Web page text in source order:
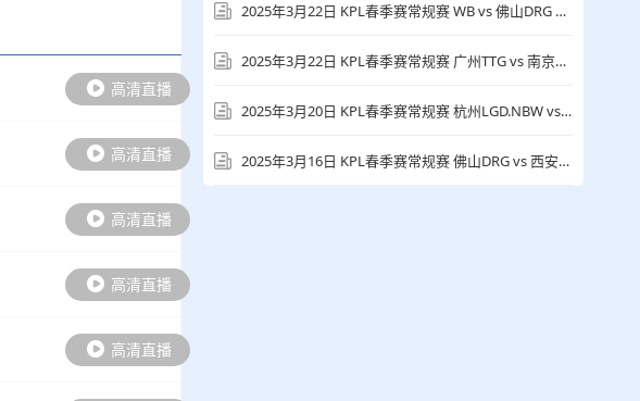
高清直播
高清直播
高清直播
高清直播
高清直播
2025年3月22日 KPL春季赛常规赛 WB vs 佛山DRG 全场录像回放
2025年3月22日 KPL春季赛常规赛 广州TTG vs 南京Hero久竞 全场录像回放
2025年3月20日 KPL春季赛常规赛 杭州LGD.NBW vs 广州TTG 全场录像回放
2025年3月16日 KPL春季赛常规赛 佛山DRG vs 西安WE 全场录像回放